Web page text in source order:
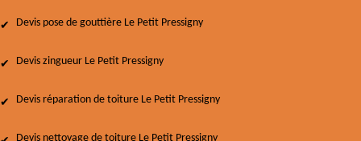
Devis pose de gouttière Le Petit Pressigny
Devis zingueur Le Petit Pressigny
Devis réparation de toiture Le Petit Pressigny
Devis nettoyage de toiture Le Petit Pressigny